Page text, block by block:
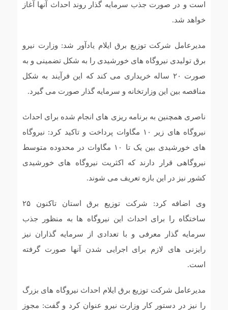
است و در صورت جذب سرمایه گذار روند احداث آنها آغاز
خواهد شد.
مدیرعامل شرکت توزیع برق ایلام یادآور شد: وزارت نیرو
برق تولیدی نیروگاه های خورشیدی را به شکل تضمینی و به
صورت ۲۰ ساله خریداری می کند که این فرآیند به شکل
مناقصه بین این وزارتخانه و سرمایه گذار صورت می گیرد.
ناصری همچنین به برنامه ریزی های انجام شده برای احداث
نیروگاه های زیر ۱۰ مگاوات پرداخت و تاکید کرد: نیروگاه
های خورشیدی بین یک تا ۱۰ مگاوات در محدوده متوسط
نیروگاهی قرار دارند که اکثریت نیروگاه های خورشیدی
کشور نیز در این بازه تعریف می شوند.
وی اضافه کرد: شرکت توزیع برق استان تاکنون ۲۵
ساختگاه را برای احداث این نیروگاه ها به منظور جذب
سرمایه گذار معرفی و با تعدادی از سرمایه گذاران نیز
رایزنی های لازم برای اجرایی شدن آنها صورت گرفته
است.
مدیرعامل شرکت توزیع برق ایلام احداث نیروگاه های بزرگ
را نیز در دستور کار وزارت نیرو عنوان کرد و گفت: مجوز